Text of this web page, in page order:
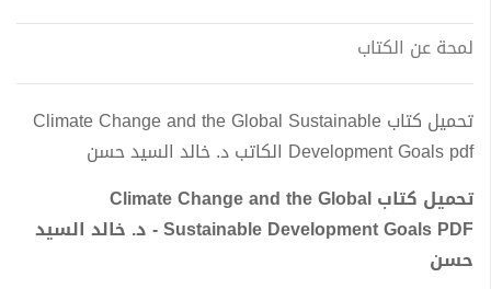
لمحة عن الكتاب
تحميل كتاب Climate Change and the Global Sustainable
Development Goals pdf الكاتب د. خالد السيد حسن
تحميل كتاب Climate Change and the Global
Sustainable Development Goals PDF - د. خالد السيد
حسن